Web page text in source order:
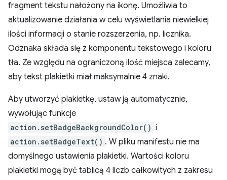
fragment tekstu nałożony na ikonę. Umożliwia to
aktualizowanie działania w celu wyświetlania niewielkiej
ilości informacji o stanie rozszerzenia, np. licznika.
Odznaka składa się z komponentu tekstowego i koloru
tła. Ze względu na ograniczoną ilość miejsca zalecamy,
aby tekst plakietki miał maksymalnie 4 znaki.
Aby utworzyć plakietkę, ustaw ją automatycznie,
wywołując funkcje
action.setBadgeBackgroundColor() i
action.setBadgeText() . W pliku manifestu nie ma
domyślnego ustawienia plakietki. Wartości koloru
plakietki mogą być tablicą 4 liczb całkowitych z zakresu